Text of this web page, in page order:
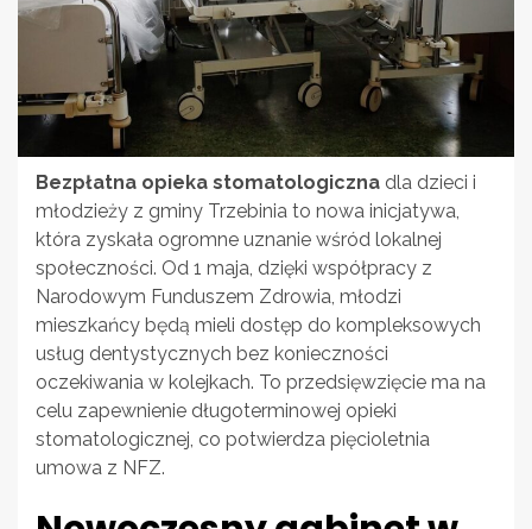
Bezpłatna opieka stomatologiczna dla dzieci i
młodzieży z gminy Trzebinia to nowa inicjatywa,
która zyskała ogromne uznanie wśród lokalnej
społeczności. Od 1 maja, dzięki współpracy z
Narodowym Funduszem Zdrowia, młodzi
mieszkańcy będą mieli dostęp do kompleksowych
usług dentystycznych bez konieczności
oczekiwania w kolejkach. To przedsięwzięcie ma na
celu zapewnienie długoterminowej opieki
stomatologicznej, co potwierdza pięcioletnia
umowa z NFZ.